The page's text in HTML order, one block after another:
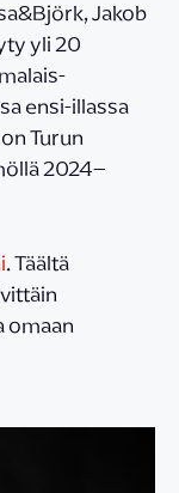
Jakob
yli 20
ensi-illassa
Turun
2024–
. Täältä
omaan